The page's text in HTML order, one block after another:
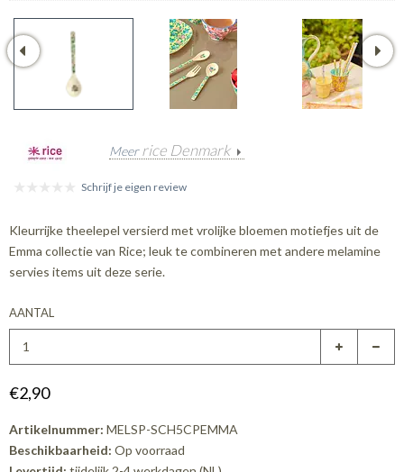
Meerrice Denmark
Schrijf je eigen review
Kleurrijke theelepel versierd met vrolijke bloemen motiefjes uit de
Emma collectie van Rice; leuk te combineren met andere melamine
servies items uit deze serie.
AANTAL
€2,90
Artikelnummer: MELSP-SCH5CPEMMA
Beschikbaarheid: Op voorraad